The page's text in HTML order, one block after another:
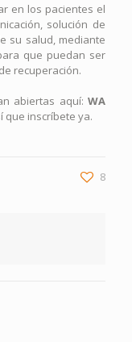
en los pacientes el
solución de
su salud, mediante
que puedan ser
recuperación.
abiertas aquí: WA
que inscríbete ya.
8